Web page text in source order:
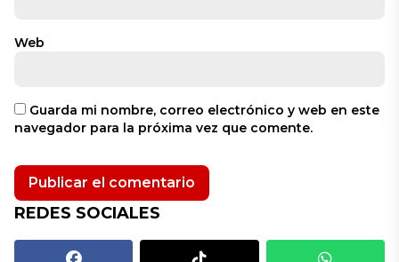
Web
Guarda mi nombre, correo electrónico y web en este
navegador para la próxima vez que comente.
REDES SOCIALES